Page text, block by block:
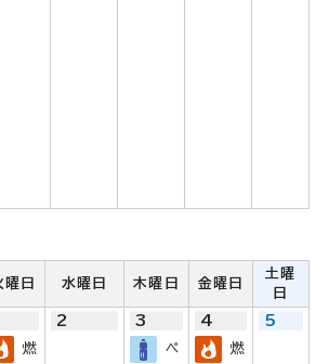
曜日 水曜日 木曜日 金曜日
土曜
日
燃
2 3
ペ
4
燃
5